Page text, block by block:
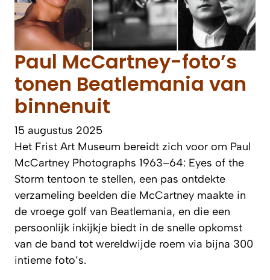
Paul McCartney-foto’s
tonen Beatlemania van
binnenuit
15 augustus 2025
Het Frist Art Museum bereidt zich voor om Paul
McCartney Photographs 1963–64: Eyes of the
Storm tentoon te stellen, een pas ontdekte
verzameling beelden die McCartney maakte in
de vroege golf van Beatlemania, en die een
persoonlijk inkijkje biedt in de snelle opkomst
van de band tot wereldwijde roem via bijna 300
intieme foto’s.